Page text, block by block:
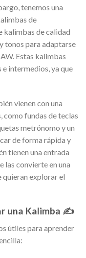
tenemos una
de
kalimbas de calidad
tonos para adaptarse
Estas kalimbas
intermedios, ya que
vienen con una
como fundas de teclas
metrónomo y un
de forma rápida y
tienen una entrada
las convierte en una
quieran explorar el
una Kalimba ✍️
útiles para aprender